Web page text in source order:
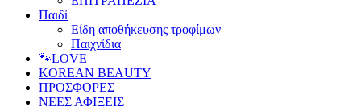
Παιδί
Είδη αποθήκευσης τροφίμων
Παιχνίδια
🐾LOVE
KOREAN BEAUTY
ΠΡΟΣΦΟΡΕΣ
ΝΕΕΣ ΑΦΙΞΕΙΣ